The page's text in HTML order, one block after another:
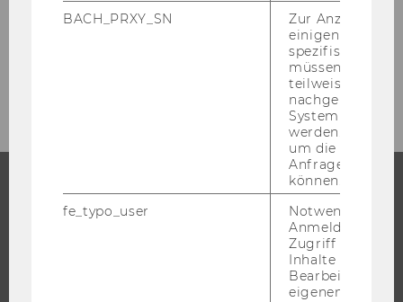
Studienjahreinteilung
Intranet Sitzungsunterlagen 10/2019 bis
STUDIUM
BACH_PRXY_SN
Zur Anzeige von
einigen WU-
spezifischen
müssen
teilweise von
nachgelagerten
System
werden.
um die Antwort
Anfrage
können.
fe_typo_user
Notwendig für
Anmeldung und
Zugriff auf
Inhalte oder zur
Bearbeitung des
eigenen Profils.